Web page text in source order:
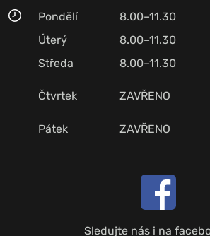
Pondělí 8.00–11.30
Úterý
8.00–11.30
Středa
8.00–11.30
Čtvrtek ZAVŘENO
Pátek
ZAVŘENO
Sledujte nás i na